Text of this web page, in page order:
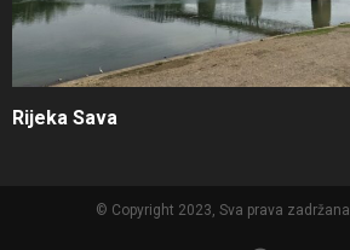
Rijeka Sava
© Copyright 2023, Sva prava zadržana